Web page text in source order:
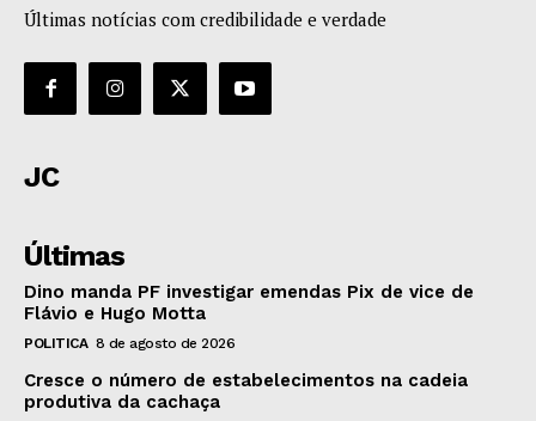
Últimas notícias com credibilidade e verdade
JC
Últimas
Dino manda PF investigar emendas Pix de vice de
Flávio e Hugo Motta
POLITICA 8 de agosto de 2026
Cresce o número de estabelecimentos na cadeia
produtiva da cachaça